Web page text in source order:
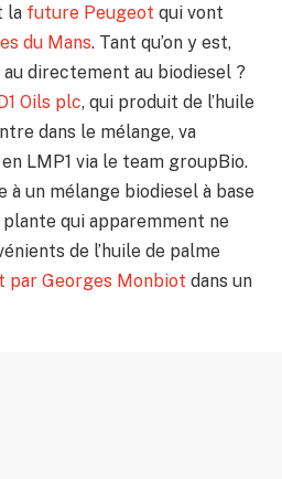
la future Peugeot qui vont
du Mans. Tant qu’on y est,
directement au biodiesel ?
Oils plc, qui produit de l’huile
dans le mélange, va
LMP1 via le team groupBio.
un mélange biodiesel à base
plante qui apparemment ne
de l’huile de palme
par Georges Monbiot dans un